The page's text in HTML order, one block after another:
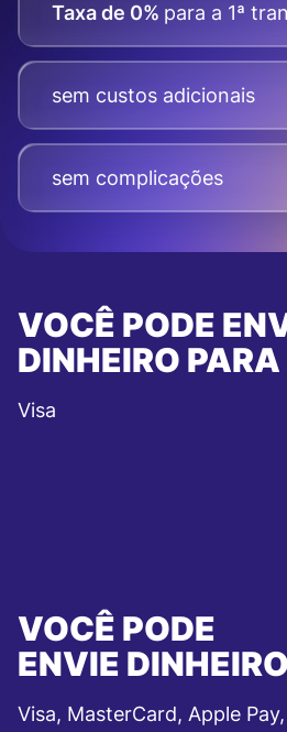
Taxa de 0% para a 1ª
sem custos adicionais
sem complicações
VOCÊ PODE
DINHEIRO PARA
Visa
VOCÊ PODE
ENVIE
Visa, MasterCard, Apple